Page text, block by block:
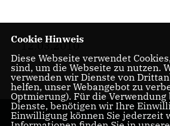
12.03.2010
Cookie Hinweis
Diese Webseite verwendet
sind, um die Webseite zu nutzen.
verwenden wir Dienste von
helfen, unser Webangebot zu
Optmierung). Für die
Dienste, benötigen wir Ihre
Einwilligung können Sie jederzeit